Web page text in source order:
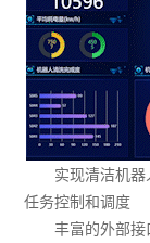
实现清洁机
任务控制和调度
丰富的外部